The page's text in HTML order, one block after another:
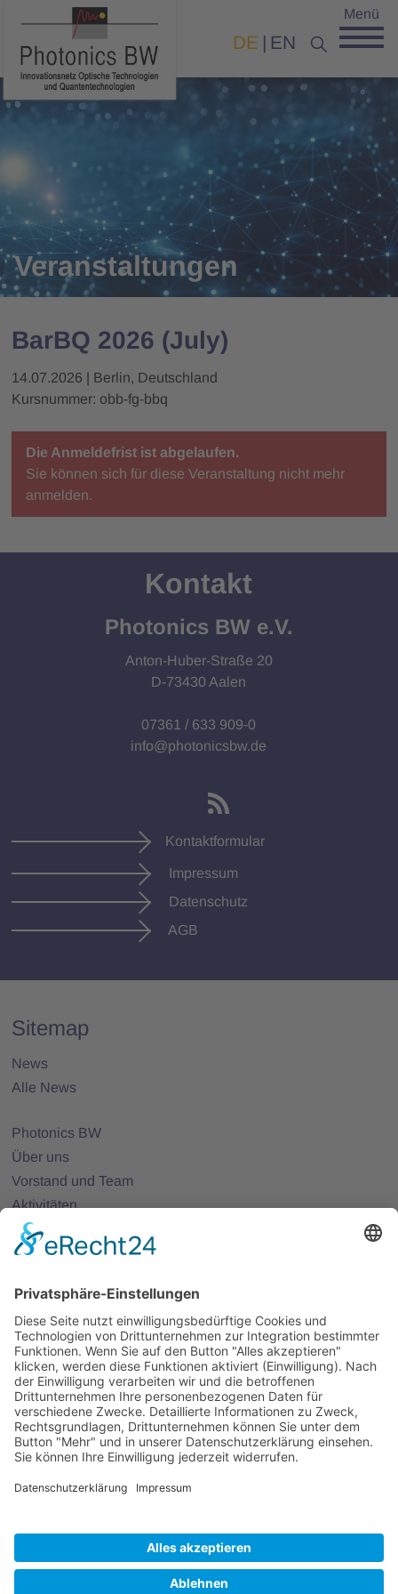
DE EN
Menü
Veranstaltungen
BarBQ 2026 (July)
14.07.2026
Berlin, Deutschland
Kursnummer: obb-fg-bbq
Die Anmeldefrist ist abgelaufen.
Sie können sich für diese Veranstaltung nicht mehr
anmelden.
Kontakt
Photonics BW e.V.
Anton-Huber-Straße 20
D-73430 Aalen
07361 / 633 909-0
info@photonicsbw.de
Kontaktformular
Impressum
Datenschutz
AGB
Sitemap
News
Alle News
Photonics BW
Über uns
Vorstand und Team
Aktivitäten
25 Jahre Photonics BW
Mitglieder
Projekte
Partnernetze
Veranstaltungen
Alle Veranstaltungen
Jobs
Alle Jobs
Impressum
Datenschutz